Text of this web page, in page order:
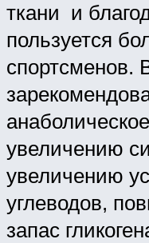
ткани и
пользуется
спортсменов.
увеличению
увеличению
углеводов,
запас